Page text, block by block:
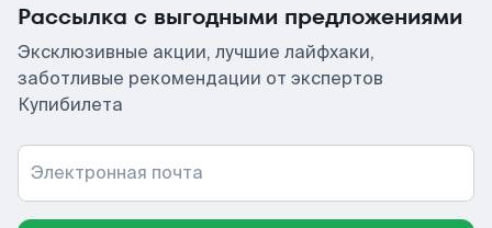
Рассылка с выгодными предложениями
Эксклюзивные акции, лучшие лайфхаки,
заботливые рекомендации от экспертов
Купибилета
Электронная почта